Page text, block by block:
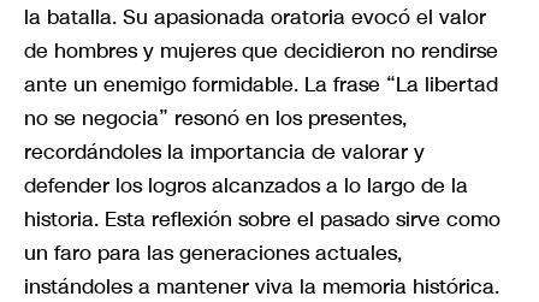
la batalla. Su apasionada oratoria evocó el valor
de hombres y mujeres que decidieron no rendirse
ante un enemigo formidable. La frase “La libertad
no se negocia” resonó en los presentes,
recordándoles la importancia de valorar y
defender los logros alcanzados a lo largo de la
historia. Esta reflexión sobre el pasado sirve como
un faro para las generaciones actuales,
instándoles a mantener viva la memoria histórica.